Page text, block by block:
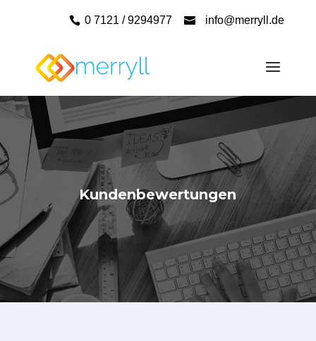
0 7121 / 9294977 info@merryll.de
Kundenbewertungen